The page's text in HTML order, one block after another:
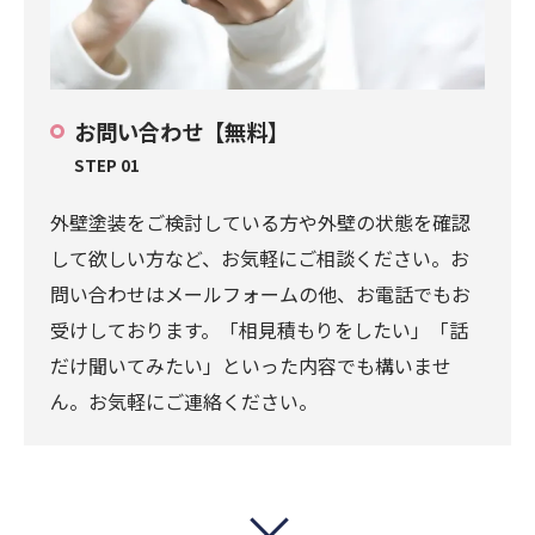
お問い合わせ【無料】
STEP 01
外壁塗装をご検討している方や外壁の状態を確認
して欲しい方など、お気軽にご相談ください。お
問い合わせはメールフォームの他、お電話でもお
受けしております。「相見積もりをしたい」「話
だけ聞いてみたい」といった内容でも構いませ
ん。お気軽にご連絡ください。